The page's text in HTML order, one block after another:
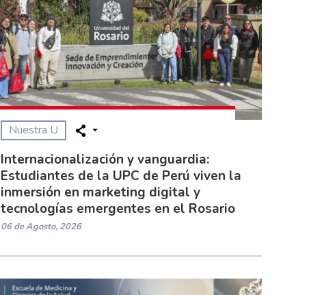
Nuestra U
Internacionalización y vanguardia:
Estudiantes de la UPC de Perú viven la
inmersión en marketing digital y
tecnologías emergentes en el Rosario
06 de Agosto, 2026